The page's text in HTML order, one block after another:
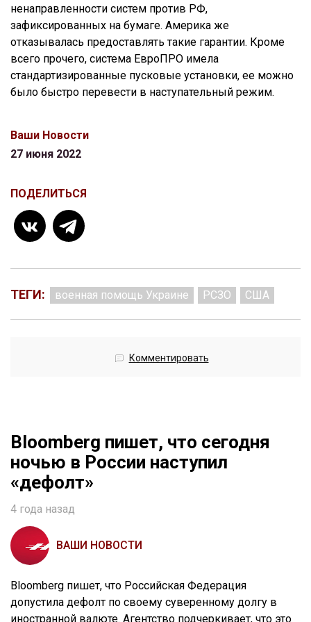
ненаправленности систем против РФ,
зафиксированных на бумаге. Америка же
отказывалась предоставлять такие гарантии. Кроме
всего прочего, система ЕвроПРО имела
стандартизированные пусковые установки, ее можно
было быстро перевести в наступательный режим.
Ваши Новости
27 июня 2022
ПОДЕЛИТЬСЯ
ТЕГИ: военная помощь Украине РСЗО США
Комментировать
Bloomberg пишет, что сегодня
ночью в России наступил
«дефолт»
4 года назад
ВАШИ НОВОСТИ
Bloomberg пишет, что Российская Федерация
допустила дефолт по своему суверенному долгу в
иностранной валюте. Агентство подчеркивает, что это